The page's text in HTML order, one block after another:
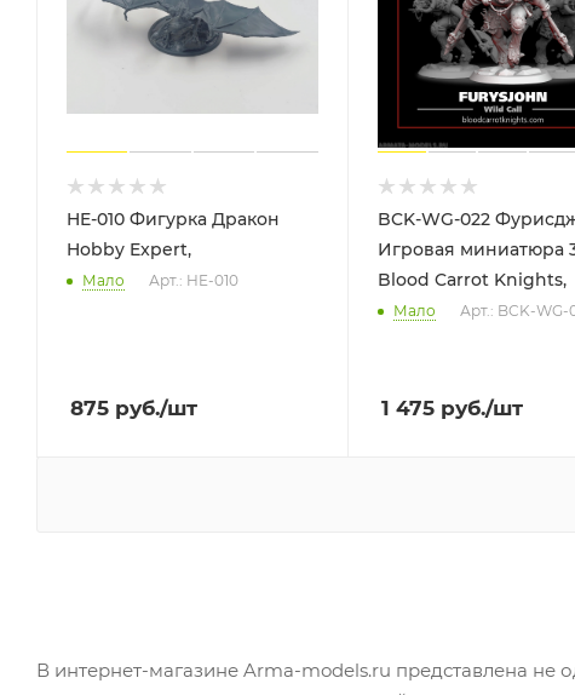
HE-010 Фигурка Дракон
Hobby Expert,
Мало Арт.: HE-010
875 руб./шт
BCK-WG-022
Игровая миниатюра
Blood Carrot Knights,
Мало Арт.: BCK-WG-
1 475руб./шт
В интернет-магазине Arma-models.ru представлена